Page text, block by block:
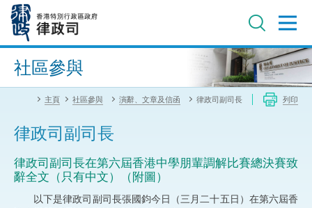
內
進階搜尋
社區參與
主頁 社區參與 演辭、文章及信函 律政司副司長 列印
律政司副司長
律政司副司長在第六屆香港中學朋輩調解比賽總決賽致
辭全文（只有中文）（附圖）
以下是律政司副司長張國鈞今日（三月二十五日）在第六屆香